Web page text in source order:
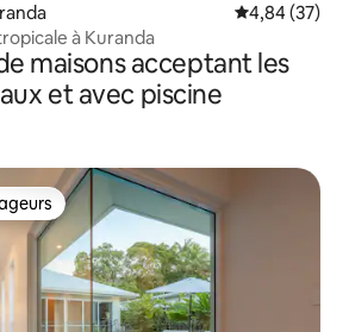
Évaluation
4,84 (37)
à Kuranda
maisons acceptant les
et avec piscine